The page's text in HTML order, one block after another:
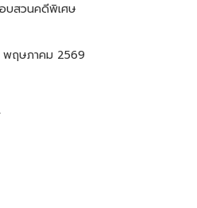
บสวนคดีพิเศษ
ฤษภาคม 2569